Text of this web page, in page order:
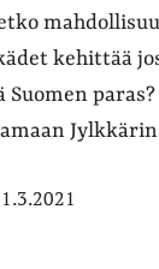
kehittää
Suomen